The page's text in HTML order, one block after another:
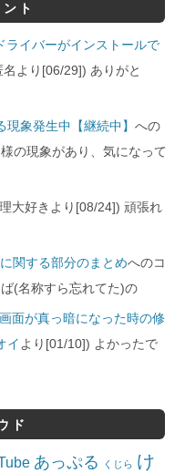
ト
ライバーがインストールで
より[06/29]) ありがと
現象発生中【継続中】への
の現象があり、気になって
大好きより[08/24]) 頑張れ
関する部分のまとめへのコ
(名称すら忘れてた)の
面が真っ暗になった時の修
イ より[01/10]) よかったで
ド
あっぷる くじら け